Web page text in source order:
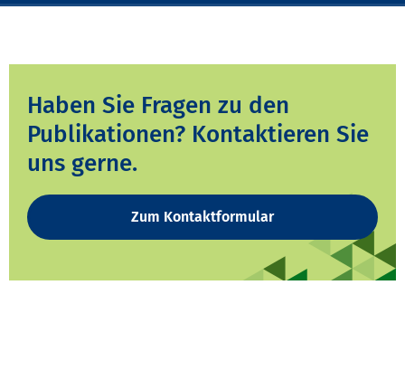
Haben Sie Fragen zu den
Publikationen? Kontaktieren Sie
uns gerne.
Zum Kontaktformular